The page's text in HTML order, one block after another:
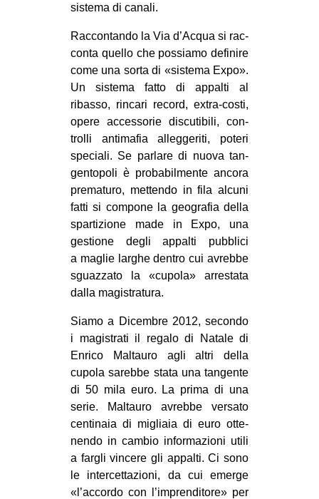
ms
SEARCH
sistema di canali.
Rac­con­tando la Via d’Acqua si rac­
conta quello che pos­siamo defi­nire
come una sorta di «sistema Expo».
Un sistema fatto di appalti al
ribasso, rin­cari record, extra-costi,
opere acces­so­rie discu­ti­bili, con­
trolli anti­ma­fia alleg­ge­riti, poteri
spe­ciali. Se par­lare di nuova tan­
gen­to­poli è pro­ba­bil­mente ancora
pre­ma­turo, met­tendo in fila alcuni
fatti si com­pone la geo­gra­fia della
spar­ti­zione made in Expo, una
gestione degli appalti pub­blici
a maglie lar­ghe den­tro cui avrebbe
sguaz­zato la «cupola» arre­stata
dalla magistratura.
Siamo a Dicem­bre 2012, secondo
i magi­strati il regalo di Natale di
Enrico Mal­tauro agli altri della
cupola sarebbe stata una tan­gente
di 50 mila euro. La prima di una
serie. Mal­tauro avrebbe ver­sato
cen­ti­naia di migliaia di euro otte­
nendo in cam­bio infor­ma­zioni utili
a far­gli vin­cere gli appalti. Ci sono
le inter­cet­ta­zioni, da cui emerge
«l’accordo con l’imprenditore» per